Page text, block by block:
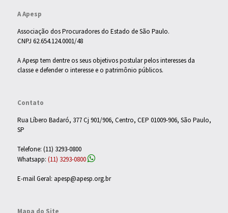
A Apesp
Associação dos Procuradores do Estado de São Paulo.
CNPJ 62.654.124.0001/48
A Apesp tem dentre os seus objetivos postular pelos interesses da
classe e defender o interesse e o patrimônio públicos.
Contato
Rua Líbero Badaró, 377 Cj 901/906, Centro, CEP 01009-906, São Paulo,
SP
Telefone: (11) 3293-0800
Whatsapp: (11) 3293-0800
E-mail Geral: apesp@apesp.org.br
Mapa do Site